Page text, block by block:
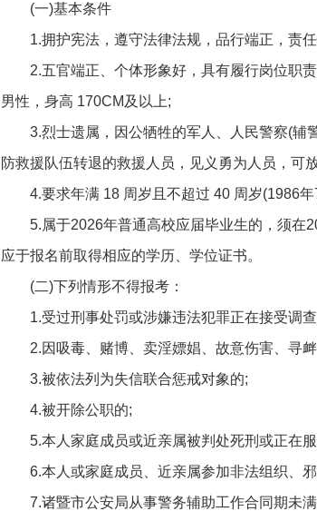
(一)基本条件
1.拥护宪法，遵守法律法规，品行端正，责
2.五官端正、个体形象好，具有履行岗位职
男性，身高 170CM及以上;
3.烈士遗属，因公牺牲的军人、人民警察(辅
防救援队伍转退的救援人员，见义勇为人员，可
4.要求年满 18 周岁且不超过 40 周岁(1986
5.属于2026年普通高校应届毕业生的，须在
应于报名前取得相应的学历、学位证书。
(二)下列情形不得报考：
1.受过刑事处罚或涉嫌违法犯罪正在接受调
2.因吸毒、赌博、卖淫嫖娼、故意伤害、寻
3.被依法列为失信联合惩戒对象的;
4.被开除公职的;
5.本人家庭成员或近亲属被判处死刑或正在
6.本人或家庭成员、近亲属参加非法组织、
7.诸暨市公安局从事警务辅助工作合同期未